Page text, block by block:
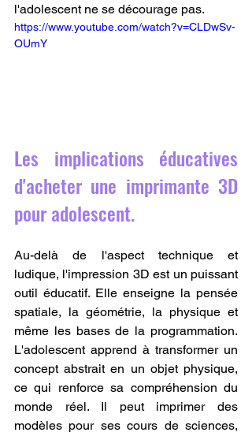
l'adolescent ne se décourage pas.
https://www.youtube.com/watch?v=CLDwSv-
OUmY
Les implications éducatives
d'acheter une imprimante 3D
pour adolescent.
Au-delà de l'aspect technique et
ludique, l'impression 3D est un puissant
outil éducatif. Elle enseigne la pensée
spatiale, la géométrie, la physique et
même les bases de la programmation.
L'adolescent apprend à transformer un
concept abstrait en un objet physique,
ce qui renforce sa compréhension du
monde réel. Il peut imprimer des
modèles pour ses cours de sciences,